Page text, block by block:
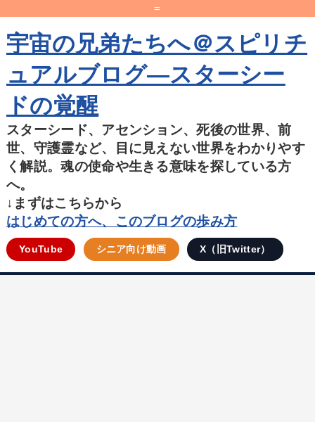
=
宇宙の兄弟たちへ＠スピリチ
ュアルブログ―スターシー
ドの覚醒
スターシード、アセンション、死後の世界、前
世、守護霊など、目に見えない世界をわかりやす
く解説。魂の使命や生きる意味を探している方
へ。
↓まずはこちらから
はじめての方へ、このブログの歩み方
YouTube シニア向け動画 X（旧Twitter）